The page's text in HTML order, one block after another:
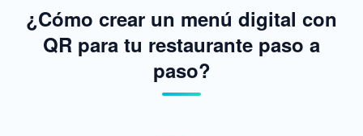
¿Cómo crear un menú digital con
QR para tu restaurante paso a
paso?